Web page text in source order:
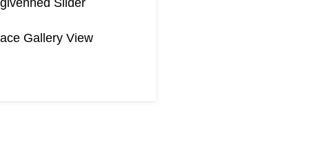
Gallery View